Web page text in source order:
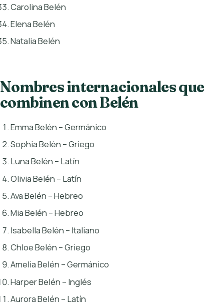
Carolina Belén
Elena Belén
Natalia Belén
Nombres internacionales que
combinen con Belén
Emma Belén – Germánico
Sophia Belén – Griego
Luna Belén – Latín
Olivia Belén – Latín
Ava Belén – Hebreo
Mia Belén – Hebreo
Isabella Belén – Italiano
Chloe Belén – Griego
Amelia Belén – Germánico
Harper Belén – Inglés
Aurora Belén – Latín